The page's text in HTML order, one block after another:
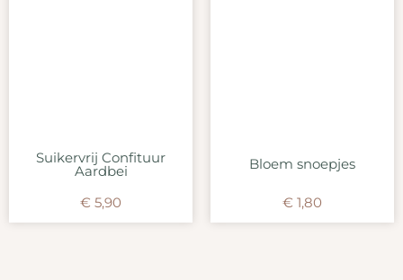
Suikervrij Confituur
Aardbei
€ 5,90
Bloem snoepjes
€ 1,80